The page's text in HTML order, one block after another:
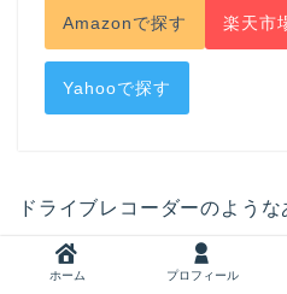
Amazonで探す 楽天市
Yahooで探す
ドライブレコーダーのよう
は、何かあったときの証明
す。ホーム プロフィール